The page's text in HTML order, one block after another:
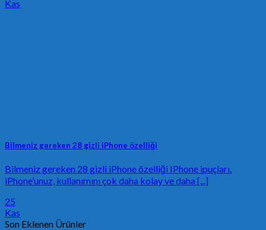
Kas
Bilmeniz gereken 28 gizli iPhone özelliği
Bilmeniz gereken 28 gizli iPhone özelliği IPhone ipuçları.
iPhone’unuz, kullanımını çok daha kolay ve daha [...]
25
Kas
Son Eklenen Ürünler